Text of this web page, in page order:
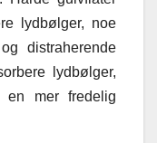
lydbølger, noe
distraherende
lydbølger,
en mer fredelig